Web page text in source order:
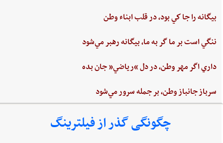
بيگانه‌ را جا كي‌ بود، در قلب‌ ابناء وطن
ننگي ‌است ‌بر ما گر به ‌ما، بيگانه‌ رهبر مي‌شود
داري‌ اگر مهر وطن،‌ در دل‌ “رياضي”‌ جان ‌بده‌
سرباز جانباز وطن،‌ بر جمله سرور مي‌شود
چگونگی گذر از فیلترینگ